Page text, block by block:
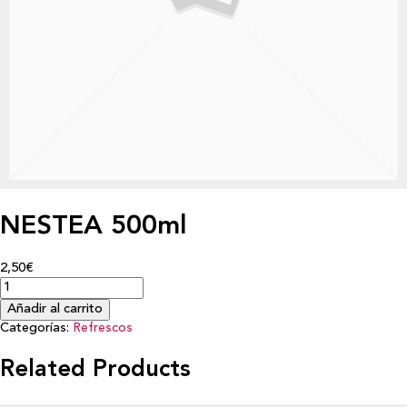
NESTEA 500ml
2,50€
Añadir al carrito
Categorías: Refrescos
Related Products